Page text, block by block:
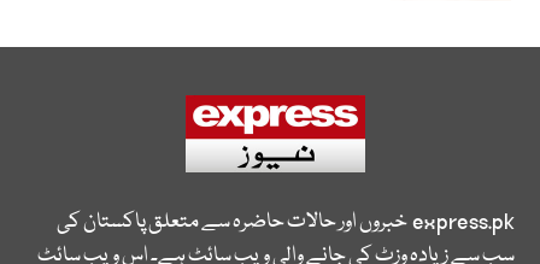
express.pkخبروں اور حالات حاضرہ سے متعلق پاکستان کی
سب سے زیادہ وزٹ کی جانے والی ویب سائٹ ہے۔ اس ویب سائٹ